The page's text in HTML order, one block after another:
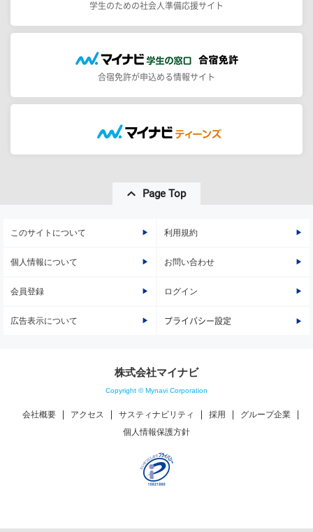
学生のための社会人準備応援サイト
合宿免許が申込める情報サイト
Page Top
このサイトについて 利用規約
個人情報について お問い合わせ
会員登録 ログイン
広告表示について プライバシー設定
株式会社マイナビ
Copyright © Mynavi Corporation
会社概要 アクセス サスティナビリティ 採用
グループ企業
個人情報保護方針